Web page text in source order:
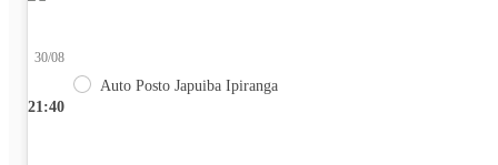
21:40
30/08
Auto Posto Japuiba Ipiranga